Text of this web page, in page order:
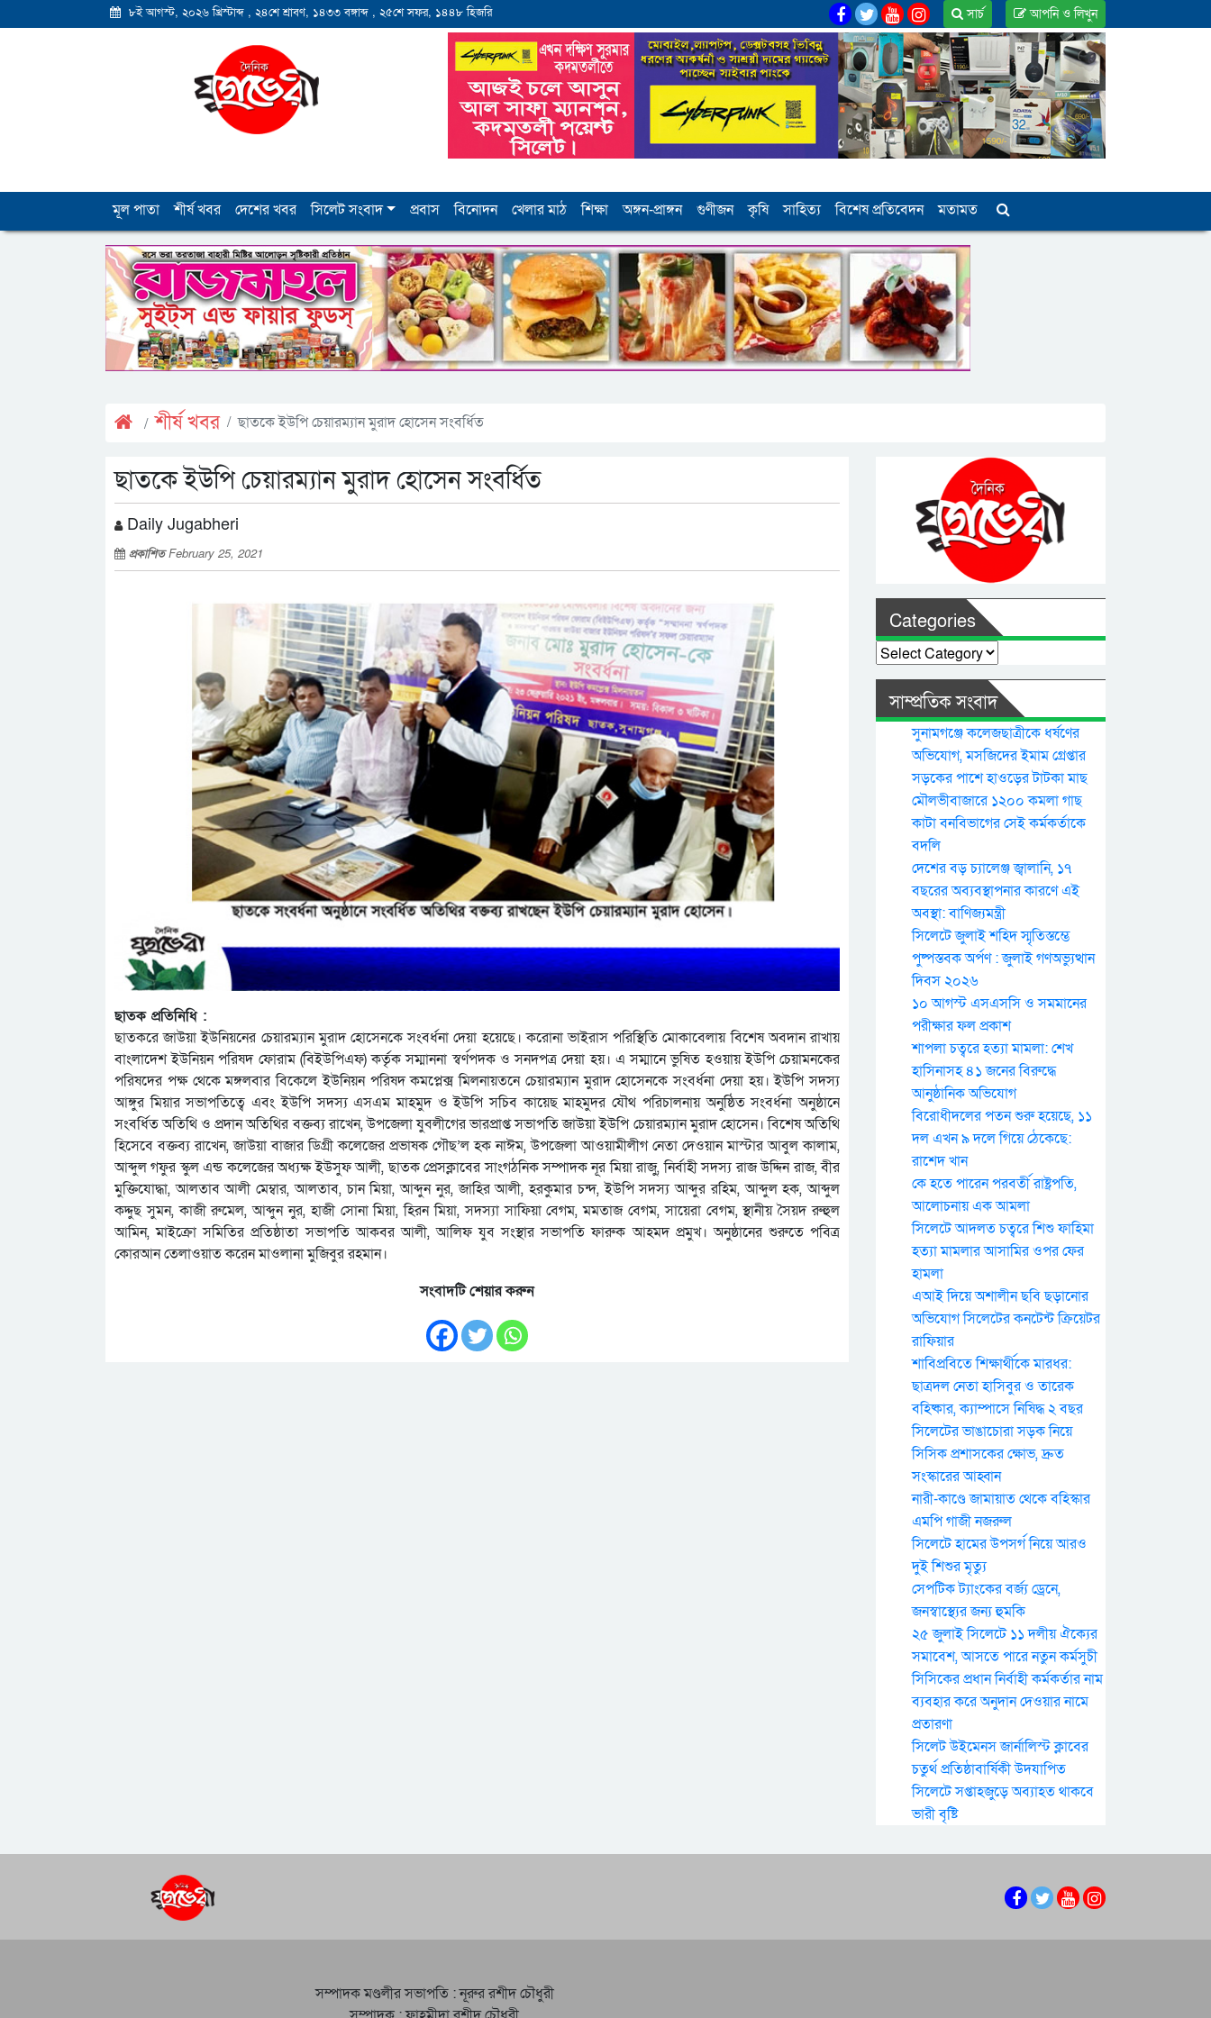
৮ই আগস্ট, ২০২৬ খ্রিস্টাব্দ , ২৪শে শ্রাবণ, ১৪৩৩ বঙ্গাব্দ , ২৫শে সফর, ১৪৪৮ হিজরি আপনি ও লিখুন
সার্চ
মূল পাতা শীর্ষ খবর দেশের খবর সিলেট সংবাদ প্রবাস বিনোদন খেলার মাঠ শিক্ষা অঙ্গন-প্রাঙ্গন গুণীজন কৃষি সাহিত্য বিশেষ প্রতিবেদন মতামত
শীর্ষ খবর ছাতকে ইউপি চেয়ারম্যান মুরাদ হোসেন সংবর্ধিত
ছাতকে ইউপি চেয়ারম্যান মুরাদ হোসেন সংবর্ধিত
Daily Jugabheri
প্রকাশিতFebruary 25, 2021
ছাতক প্রতিনিধি :
ছাতকরে জাউয়া ইউনিয়নের চেয়ারম্যান মুরাদ হোসেনকে সংবর্ধনা দেয়া হয়েছে। করোনা ভাইরাস পরিস্থিতি মোকাবেলায় বিশেষ অবদান রাখায়
বাংলাদেশ ইউনিয়ন পরিষদ ফোরাম (বিইউপিএফ) কর্তৃক সম্মাননা স্বর্ণপদক ও সনদপত্র দেয়া হয়। এ সম্মানে ভুষিত হওয়ায় ইউপি চেয়ামনকের
পরিষদের পক্ষ থেকে মঙ্গলবার বিকেলে ইউনিয়ন পরিষদ কমপ্লেক্স মিলনায়তনে চেয়ারম্যান মুরাদ হোসেনকে সংবর্ধনা দেয়া হয়। ইউপি সদস্য
আঙ্গুর মিয়ার সভাপতিত্বে এবং ইউপি সদস্য এসএম মাহমুদ ও ইউপি সচিব কায়েছ মাহমুদর যৌথ পরিচালনায় অনুষ্ঠিত সংবর্ধনা অনুষ্ঠানে
সংবর্ধিত অতিথি ও প্রদান অতিথির বক্তব্য রাখেন, উপজেলা যুবলীগের ভারপ্রাপ্ত সভাপতি জাউয়া ইউপি চেয়ারম্যান মুরাদ হোসেন। বিশেষ অতিথি
হিসেবে বক্তব্য রাখেন, জাউয়া বাজার ডিগ্রী কলেজের প্রভাষক গৌছ’ল হক নাঈম, উপজেলা আওয়ামীলীগ নেতা দেওয়ান মাস্টার আবুল কালাম,
আব্দুল গফুর স্কুল এন্ড কলেজের অধ্যক্ষ ইউসুফ আলী, ছাতক প্রেসক্লাবের সাংগঠনিক সম্পাদক নূর মিয়া রাজু, নির্বাহী সদস্য রাজ উদ্দিন রাজ, বীর
মুক্তিযোদ্ধা, আলতাব আলী মেম্বার, আলতাব, চান মিয়া, আব্দুন নুর, জাহির আলী, হরকুমার চন্দ, ইউপি সদস্য আব্দুর রহিম, আব্দুল হক, আব্দুল
কদ্দুছ সুমন, কাজী রুমেল, আব্দুন নুর, হাজী সোনা মিয়া, হিরন মিয়া, সদস্যা সাফিয়া বেগম, মমতাজ বেগম, সায়েরা বেগম, স্থানীয় সৈয়দ রুহুল
আমিন, মাইক্রো সমিতির প্রতিষ্ঠাতা সভাপতি আকবর আলী, আলিফ যুব সংস্থার সভাপতি ফারুক আহমদ প্রমুখ। অনুষ্ঠানের শুরুতে পবিত্র
কোরআন তেলাওয়াত করেন মাওলানা মুজিবুর রহমান।
সংবাদটি শেয়ার করুন
Categories
Categories
সাম্প্রতিক সংবাদ
সুনামগঞ্জে কলেজছাত্রীকে ধর্ষণের
অভিযোগ, মসজিদের ইমাম গ্রেপ্তার
সড়কের পাশে হাওড়ের টাটকা মাছ
মৌলভীবাজারে ১২০০ কমলা গাছ
কাটা বনবিভাগের সেই কর্মকর্তাকে
বদলি
দেশের বড় চ্যালেঞ্জ জ্বালানি, ১৭
বছরের অব্যবস্থাপনার কারণে এই
অবস্থা: বাণিজ্যমন্ত্রী
সিলেটে জুলাই শহিদ স্মৃতিস্তম্ভে
পুষ্পস্তবক অর্পণ : জুলাই গণঅভ্যুত্থান
দিবস ২০২৬
১০ আগস্ট এসএসসি ও সমমানের
পরীক্ষার ফল প্রকাশ
শাপলা চত্বরে হত্যা মামলা: শেখ
হাসিনাসহ ৪১ জনের বিরুদ্ধে
আনুষ্ঠানিক অভিযোগ
বিরোধীদলের পতন শুরু হয়েছে, ১১
দল এখন ৯ দলে গিয়ে ঠেকেছে:
রাশেদ খান
কে হতে পারেন পরবর্তী রাষ্ট্রপতি,
আলোচনায় এক আমলা
সিলেটে আদলত চত্বরে শিশু ফাহিমা
হত্যা মামলার আসামির ওপর ফের
হামলা
এআই দিয়ে অশালীন ছবি ছড়ানোর
অভিযোগ সিলেটের কনটেন্ট ক্রিয়েটর
রাফিয়ার
শাবিপ্রবিতে শিক্ষার্থীকে মারধর:
ছাত্রদল নেতা হাসিবুর ও তারেক
বহিষ্কার, ক্যাম্পাসে নিষিদ্ধ ২ বছর
সিলেটের ভাঙাচোরা সড়ক নিয়ে
সিসিক প্রশাসকের ক্ষোভ, দ্রুত
সংস্কারের আহ্বান
নারী-কাণ্ডে জামায়াত থেকে বহিস্কার
এমপি গাজী নজরুল
সিলেটে হামের উপসর্গ নিয়ে আরও
দুই শিশুর মৃত্যু
সেপটিক ট্যাংকের বর্জ্য ড্রেনে,
জনস্বাস্থ্যের জন্য হুমকি
২৫ জুলাই সিলেটে ১১ দলীয় ঐক্যের
সমাবেশ, আসতে পারে নতুন কর্মসুচী
সিসিকের প্রধান নির্বাহী কর্মকর্তার নাম
ব্যবহার করে অনুদান দেওয়ার নামে
প্রতারণা
সিলেট উইমেনস জার্নালিস্ট ক্লাবের
চতুর্থ প্রতিষ্ঠাবার্ষিকী উদযাপিত
সিলেটে সপ্তাহজুড়ে অব্যাহত থাকবে
ভারী বৃষ্টি
সম্পাদক মণ্ডলীর সভাপতি : নূরুর রশীদ চৌধুরী